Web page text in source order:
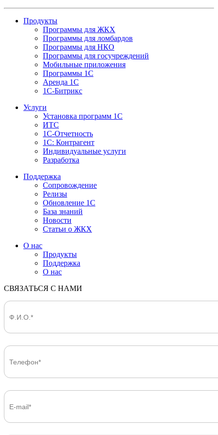
Продукты
Программы для ЖКХ
Программы для ломбардов
Программы для НКО
Программы для госучреждений
Мобильные приложения
Программы 1С
Аренда 1С
1С-Битрикс
Услуги
Установка программ 1С
ИТС
1С-Отчетность
1С: Контрагент
Индивидуальные услуги
Разработка
Поддержка
Сопровождение
Релизы
Обновление 1С
База знаний
Новости
Статьи о ЖКХ
О нас
Продукты
Поддержка
О нас
СВЯЗАТЬСЯ С НАМИ